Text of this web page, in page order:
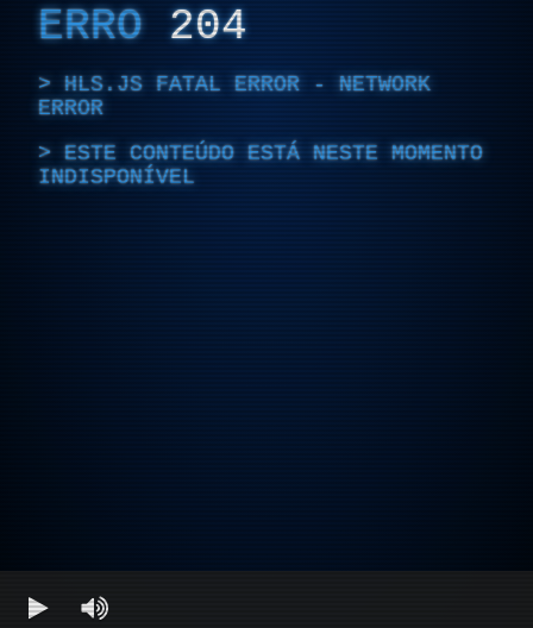
ERRO 204
HLS.JS FATAL ERROR - NETWORK
ERROR
ESTE CONTEÚDO ESTÁ NESTE MOMENTO
INDISPONÍVEL